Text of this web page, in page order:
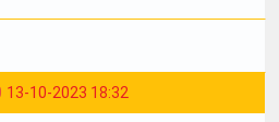
13-10-2023 18:32